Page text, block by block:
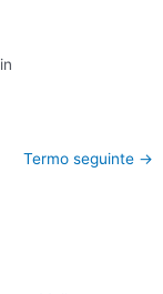
Termo seguinte →